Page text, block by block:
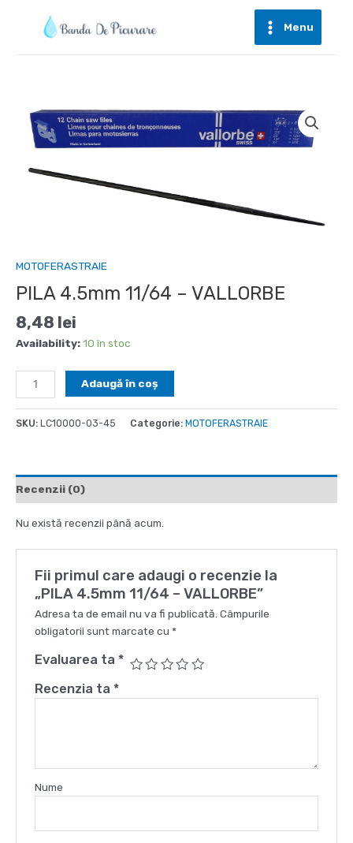
Main
Menu
MOTOFERASTRAIE
PILA 4.5mm 11/64 – VALLORBE
8,48 lei
Availability:10 în stoc
Cantitate
PILA
4.5mm
11/64
Adaugă în coș
SKU: LC10000-03-45 Categorie: MOTOFERASTRAIE
Recenzii (0)
Nu există recenzii până acum.
Fii primul care adaugi o recenzie la
„PILA 4.5mm 11/64 – VALLORBE”
Adresa ta de email nu va fi publicată. Câmpurile
obligatorii sunt marcate cu *
Evaluarea ta *
Recenzia ta *
Nume